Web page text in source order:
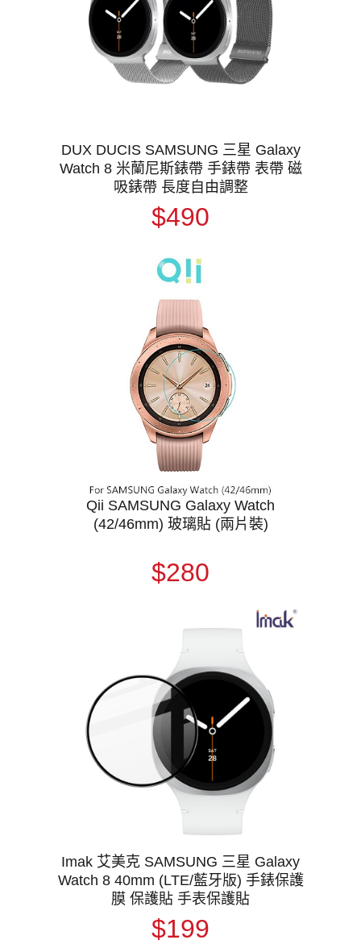
DUX DUCIS SAMSUNG 三星 Galaxy
Watch 8 米蘭尼斯錶帶 手錶帶 表帶 磁
吸錶帶 長度自由調整
$490
Qii SAMSUNG Galaxy Watch
(42/46mm) 玻璃貼 (兩片裝)
$280
Imak 艾美克 SAMSUNG 三星 Galaxy
Watch 8 40mm (LTE/藍牙版) 手錶保護
膜 保護貼 手表保護貼
$199